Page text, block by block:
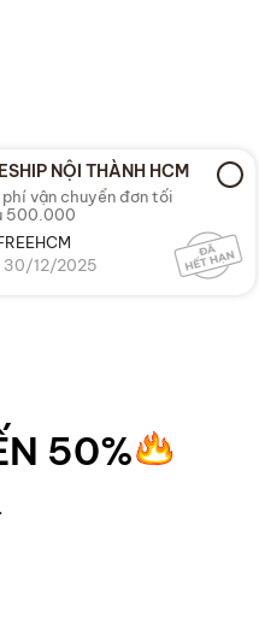
NỘI THÀNH HCM
phí vận chuyển đơn tối
500.000
30/12/2025
50%